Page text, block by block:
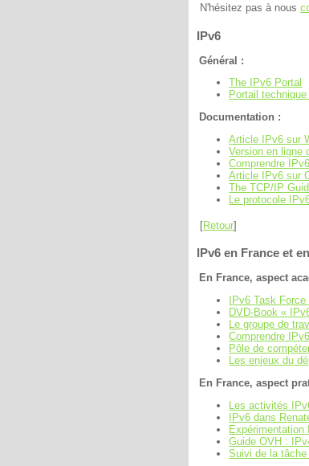
N'hésitez pas à nous
IPv6
Général :
The IPv6 Portal
Portail
Documentation :
Article IPv6 sur
Version en ligne
Comprendre
Article IPv6 sur
The TCP/IP
Le protocole
[Retour]
IPv6 en France et
En France, aspect
IPv6 Task
DVD-Book «
Le groupe de
Comprendre
Pôle de
Les enjeux du
En France, aspect
Les activités
IPv6 dans
Expérimentation
Guide OVH :
Suivi de la